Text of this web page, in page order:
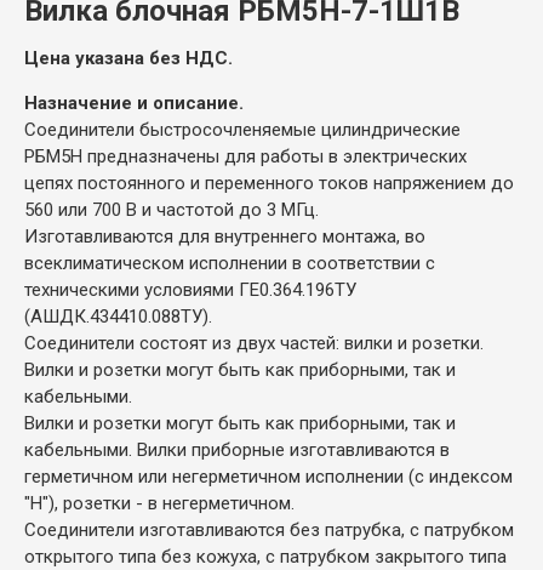
Вилка блочная РБМ5Н-7-1Ш1В
Цена указана без НДС.
Назначение и описание.
Соединители быстросочленяемые цилиндрические
РБМ5Н предназначены для работы в электрических
цепях постоянного и переменного токов напряжением до
560 или 700 В и частотой до 3 МГц.
Изготавливаются для внутреннего монтажа, во
всеклиматическом исполнении в соответствии с
техническими условиями ГЕ0.364.196ТУ
(АШДК.434410.088ТУ).
Соединители состоят из двух частей: вилки и розетки.
Вилки и розетки могут быть как приборными, так и
кабельными.
Вилки и розетки могут быть как приборными, так и
кабельными. Вилки приборные изготавливаются в
герметичном или негерметичном исполнении (с индексом
"Н"), розетки - в негерметичном.
Соединители изготавливаются без патрубка, с патрубком
открытого типа без кожуха, с патрубком закрытого типа